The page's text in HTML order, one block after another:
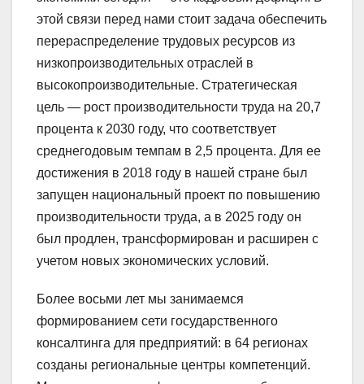
этой связи перед нами стоит задача обеспечить
перераспределение трудовых ресурсов из
низкопроизводительных отраслей в
высокопроизводительные. Стратегическая
цель — рост производительности труда на 20,7
процента к 2030 году, что соответствует
среднегодовым темпам в 2,5 процента. Для ее
достижения в 2018 году в нашей стране был
запущен национальный проект по повышению
производительности труда, а в 2025 году он
был продлен, трансформирован и расширен с
учетом новых экономических условий.
Более восьми лет мы занимаемся
формированием сети государственного
консалтинга для предприятий: в 64 регионах
созданы региональные центры компетенций.